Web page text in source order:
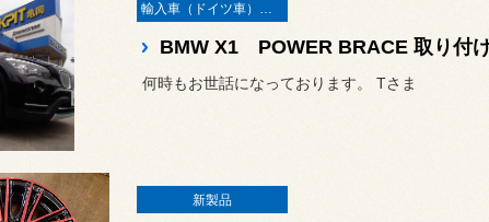
輸入車（ドイツ車）の作業
BMW X1 POWER BRACE 取り付
何時もお世話になっております。 Tさま
新製品